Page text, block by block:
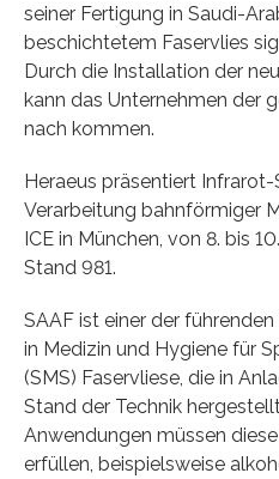
seiner Fertigung in Saudi-
beschichtetem Faservlies
Durch die Installation der
kann das Unternehmen der
nach kommen.
Heraeus präsentiert
Verarbeitung bahnförmiger
ICE in München, von 8. bis
Stand 981.
SAAF ist einer der
in Medizin und Hygiene für
(SMS) Faservliese, die in
Stand der Technik
Anwendungen müssen
erfüllen, beispielsweise